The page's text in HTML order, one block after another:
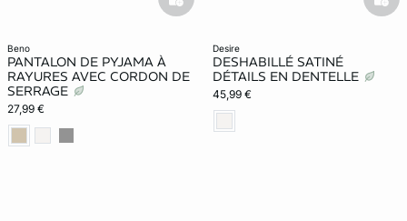
beno
PANTALON DE PYJAMA À
RAYURES AVEC CORDON DE
SERRAGE
27,99 €
basketfull
desire
DESHABILLÉ SATINÉ
DÉTAILS EN DENTELLE
45,99 €